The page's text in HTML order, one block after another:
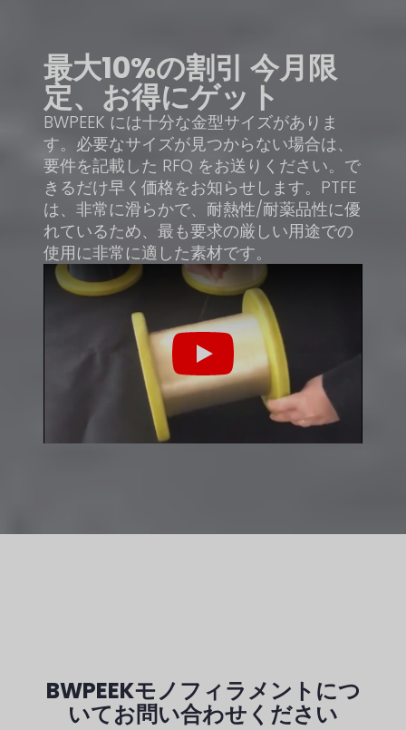
最大10%の割引 今月限
定、お得にゲット
BWPEEK には十分な金型サイズがありま
す。必要なサイズが見つからない場合は、
要件を記載した RFQ をお送りください。で
きるだけ早く価格をお知らせします。PTFE
は、非常に滑らかで、耐熱性/耐薬品性に優
れているため、最も要求の厳しい用途での
使用に非常に適した素材です。
Play
BWPEEKモノフィラメントにつ
いてお問い合わせください